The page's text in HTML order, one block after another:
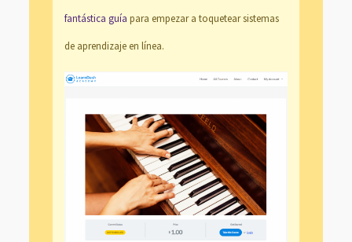
fantástica guía para empezar a toquetear sistemas
de aprendizaje en línea.